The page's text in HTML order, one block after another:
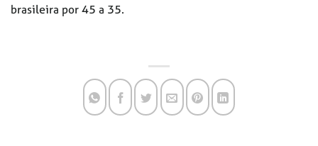
brasileira por 45 a 35.